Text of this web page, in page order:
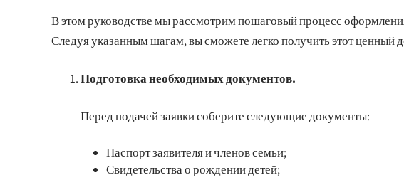
В этом руководстве мы рассмотрим пошаговый процесс
Следуя указанным шагам, вы сможете легко получить этот ценный
Подготовка необходимых документов.
Перед подачей заявки соберите следующие документы:
Паспорт заявителя и членов семьи;
Свидетельства о рождении детей;